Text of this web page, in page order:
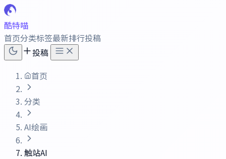
酷特喵
首页分类标签最新排行投稿
投稿
首页
分类
AI绘画
触站AI